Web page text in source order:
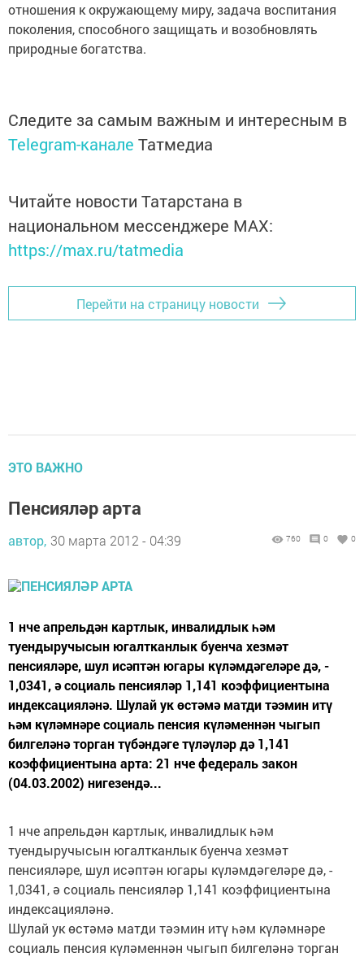
отношения к окружающему миру, задача воспитания
поколения, способного защищать и возобновлять
природные богатства.
Следите за самым важным и интересным в
Telegram-канале Татмедиа
Читайте новости Татарстана в
национальном мессенджере MАХ:
https://max.ru/tatmedia
Перейти на страницу новости
ЭТО ВАЖНО
Пенсияләр арта
автор, 30 марта 2012 - 04:39 760 0 0
1 нче апрельдән картлык, инвалидлык һәм
туендыручысын югалтканлык буенча хезмәт
пенсияләре, шул исәптән югары күләмдәгеләре дә, -
1,0341, ә социаль пенсияләр 1,141 коэффициентына
индексацияләнә. Шулай ук өстәмә матди тәэмин итү
һәм күләмнәре социаль пенсия күләменнән чыгып
билгеләнә торган түбәндәге түләүләр дә 1,141
коэффициентына арта: 21 нче федераль закон
(04.03.2002) нигезендә...
1 нче апрельдән картлык, инвалидлык һәм
туендыручысын югалтканлык буенча хезмәт
пенсияләре, шул исәптән югары күләмдәгеләре дә, -
1,0341, ә социаль пенсияләр 1,141 коэффициентына
индексацияләнә.
Шулай ук өстәмә матди тәэмин итү һәм күләмнәре
социаль пенсия күләменнән чыгып билгеләнә торган